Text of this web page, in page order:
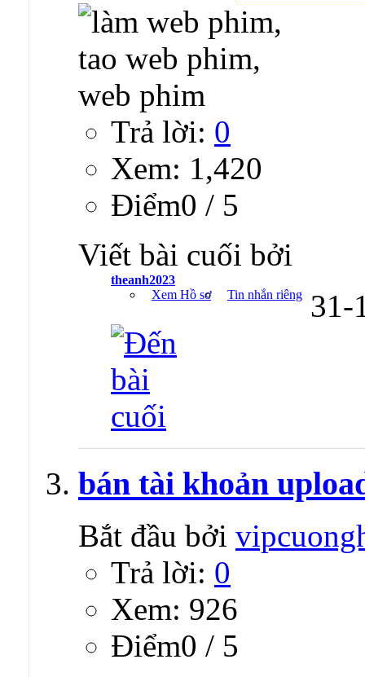
Trả lời: 0
Xem: 1,420
Ðiểm0 / 5
Viết bài cuối bởi
theanh2023
Xem Hồ sơ
Tin nhắn riêng 31-
bán tài khoản
Bắt đầu bởi
Trả lời: 0
Xem: 926
Ðiểm0 / 5